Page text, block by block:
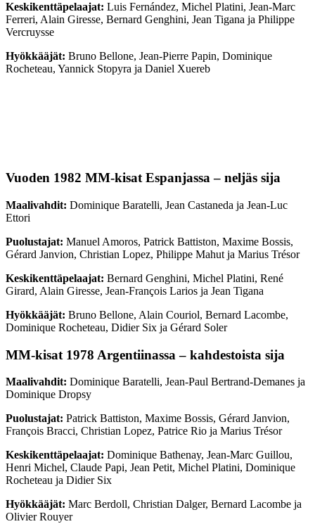
Keskikenttäpelaajat: Luis Fernández, Michel Platini, Jean-Marc
Ferreri, Alain Giresse, Bernard Genghini, Jean Tigana ja Philippe
Vercruysse
Hyökkääjät: Bruno Bellone, Jean-Pierre Papin, Dominique
Rocheteau, Yannick Stopyra ja Daniel Xuereb
Vuoden 1982 MM-kisat Espanjassa – neljäs sija
Maalivahdit: Dominique Baratelli, Jean Castaneda ja Jean-Luc
Ettori
Puolustajat: Manuel Amoros, Patrick Battiston, Maxime Bossis,
Gérard Janvion, Christian Lopez, Philippe Mahut ja Marius Trésor
Keskikenttäpelaajat: Bernard Genghini, Michel Platini, René
Girard, Alain Giresse, Jean-François Larios ja Jean Tigana
Hyökkääjät: Bruno Bellone, Alain Couriol, Bernard Lacombe,
Dominique Rocheteau, Didier Six ja Gérard Soler
MM-kisat 1978 Argentiinassa – kahdestoista sija
Maalivahdit: Dominique Baratelli, Jean-Paul Bertrand-Demanes ja
Dominique Dropsy
Puolustajat: Patrick Battiston, Maxime Bossis, Gérard Janvion,
François Bracci, Christian Lopez, Patrice Rio ja Marius Trésor
Keskikenttäpelaajat: Dominique Bathenay, Jean-Marc Guillou,
Henri Michel, Claude Papi, Jean Petit, Michel Platini, Dominique
Rocheteau ja Didier Six
Hyökkääjät: Marc Berdoll, Christian Dalger, Bernard Lacombe ja
Olivier Rouyer